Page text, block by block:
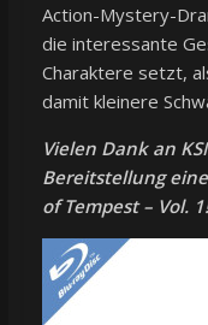
Action-Mystery-
die interessante
Charaktere setzt,
damit kleinere
Vielen Dank an
Bereitstellung
of Tempest – Vol. 1!